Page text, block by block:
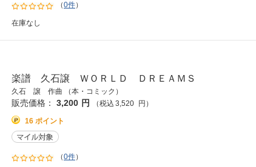
（0件）
在庫なし
楽譜 久石譲 ＷＯＲＬＤ ＤＲＥＡＭＳ
久石 譲 作曲 （本・コミック）
販売価格： 3,200 円 （税込 3,520 円 ）
16 ポイント
（0件）